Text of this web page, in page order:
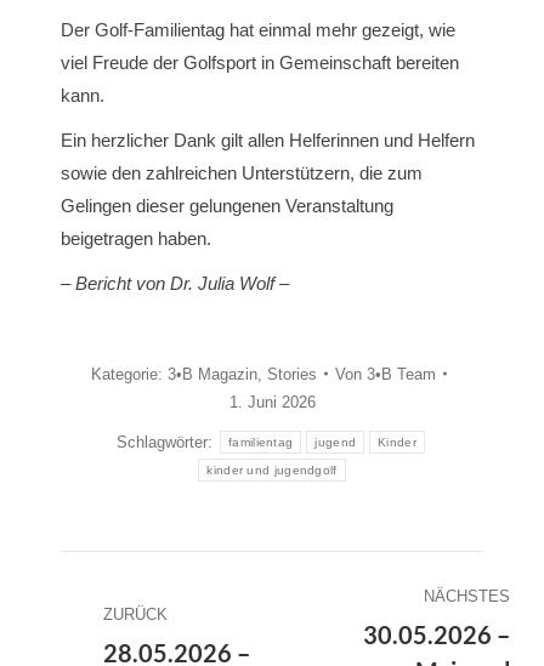
Der Golf-Familientag hat einmal mehr gezeigt, wie
viel Freude der Golfsport in Gemeinschaft bereiten
kann.
Ein herzlicher Dank gilt allen Helferinnen und Helfern
sowie den zahlreichen Unterstützern, die zum
Gelingen dieser gelungenen Veranstaltung
beigetragen haben.
– Bericht von Dr. Julia Wolf –
Kategorie: 3•B Magazin, Stories Von 3•B Team
1. Juni 2026
Schlagwörter: familientag jugend Kinder
kinder und jugendgolf
ZURÜCK
28.05.2026 –
NÄCHSTES
30.05.2026 –